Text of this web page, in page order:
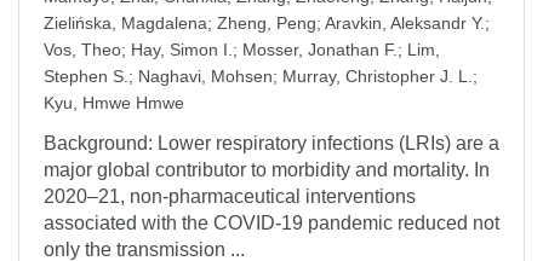
Zielińska, Magdalena; Zheng, Peng; Aravkin, Aleksandr Y.;
Vos, Theo; Hay, Simon I. ; Mosser, Jonathan F. ; Lim,
Stephen S. ; Naghavi, Mohsen; Murray, Christopher J. L. ;
Kyu, Hmwe Hmwe
Background: Lower respiratory infections (LRIs) are a
major global contributor to morbidity and mortality. In
2020–21, non-pharmaceutical interventions
associated with the COVID-19 pandemic reduced not
only the transmission ...